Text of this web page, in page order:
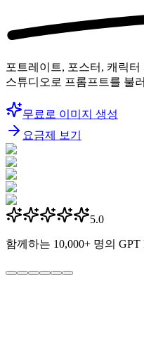
포트레이트, 포스터, 캐릭
스튜디오로 프롬프트를 불
무료로 이미지 생성
요금제 보기
5.0
함께하는 10,000+ 명의 GPT